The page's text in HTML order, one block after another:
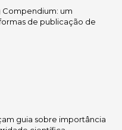
Compendium: um
de publicação de
guia sobre importância